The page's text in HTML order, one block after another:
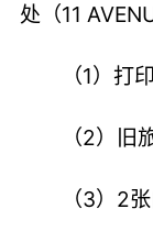
处（11
（1）打印
（2）旧旅
（3）2张